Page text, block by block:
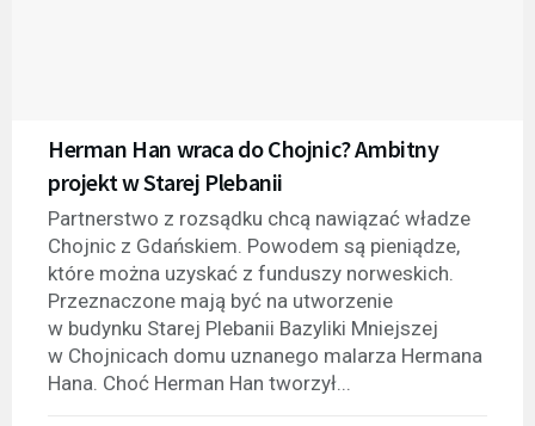
Herman Han wraca do Chojnic? Ambitny
projekt w Starej Plebanii
Partnerstwo z rozsądku chcą nawiązać władze
Chojnic z Gdańskiem. Powodem są pieniądze,
które można uzyskać z funduszy norweskich.
Przeznaczone mają być na utworzenie
w budynku Starej Plebanii Bazyliki Mniejszej
w Chojnicach domu uznanego malarza Hermana
Hana. Choć Herman Han tworzył...